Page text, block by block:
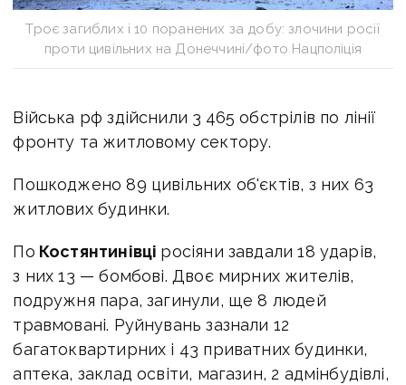
Троє загиблих і 10 поранених за добу: злочини росії
проти цивільних на Донеччині/фото Нацполіція
Війська рф здійснили 3 465 обстрілів по лінії
фронту та житловому сектору.
Пошкоджено 89 цивільних об'єктів, з них 63
житлових будинки.
По Костянтинівці росіяни завдали 18 ударів,
з них 13 — бомбові. Двоє мирних жителів,
подружня пара, загинули, ще 8 людей
травмовані. Руйнувань зазнали 12
багатоквартирних і 43 приватних будинки,
аптека, заклад освіти, магазин, 2 адмінбудівлі,